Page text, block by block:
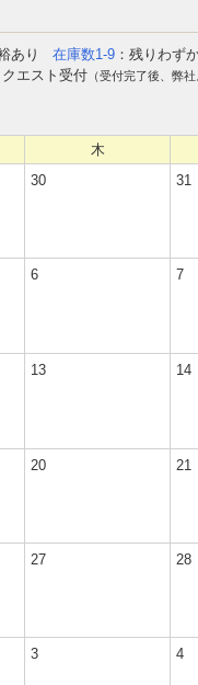
あり 在庫数1-9 ：残りわず
クエスト受付 （受付完了後、弊
木
30 31
6 7
13 14
20 21
27 28
3 4